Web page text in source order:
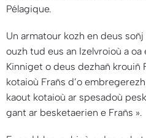
Pélagique.
Un armatour kozh en deus soñj
ouzh tud eus an Izelvroioù a
Kinniget o deus dezhañ krouiñ
kotaioù Frañs d’o embregerezh
kaout kotaioù ar spesadoù
gant ar besketaerien e Frañs ».